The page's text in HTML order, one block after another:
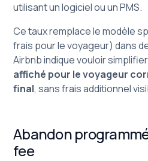
utilisant un logiciel ou un PMS.
Ce taux remplace le modèle
frais pour le voyageur) dans
Airbnb indique vouloir
affiché pour le voyageur
final, sans frais additionnel
Abandon
fee